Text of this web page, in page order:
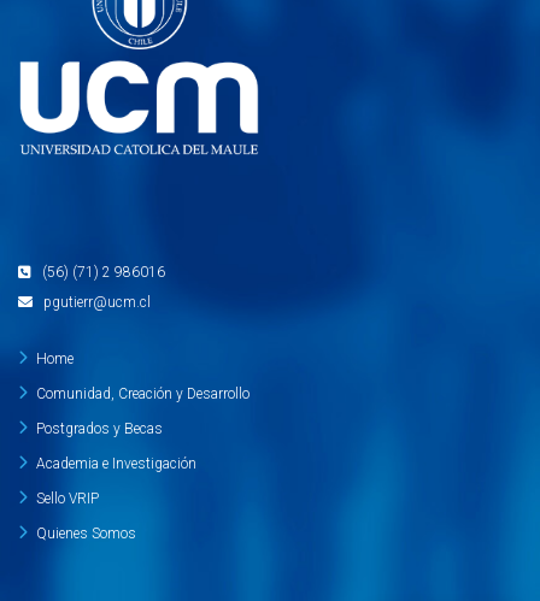
(56) (71) 2 986016
pgutierr@ucm.cl
Home
Comunidad, Creación y Desarrollo
Postgrados y Becas
Academia e Investigación
Sello VRIP
Quienes Somos